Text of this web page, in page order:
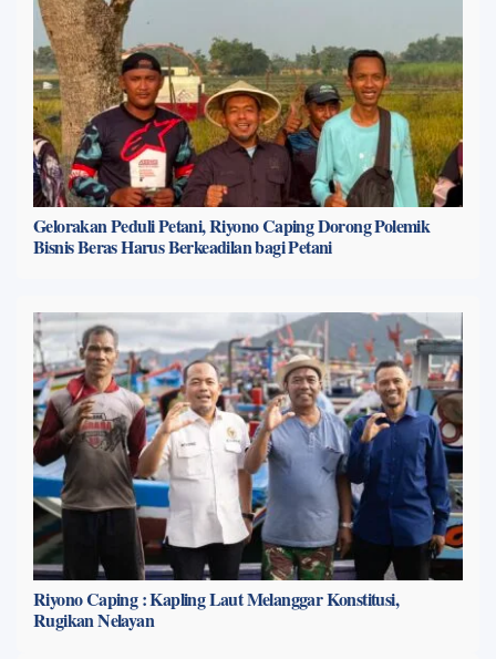
Gelorakan Peduli Petani, Riyono Caping Dorong Polemik
Bisnis Beras Harus Berkeadilan bagi Petani
Riyono Caping : Kapling Laut Melanggar Konstitusi,
Rugikan Nelayan